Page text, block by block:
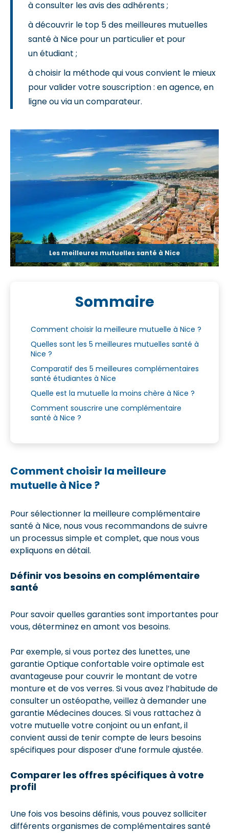
à consulter les avis des adhérents ;
à découvrir le top 5 des meilleures mutuelles
santé à Nice pour un particulier et pour
un étudiant ;
à choisir la méthode qui vous convient le mieux
pour valider votre souscription : en agence, en
ligne ou via un comparateur.
Les meilleures mutuelles santé à Nice
Sommaire
Comment choisir la meilleure mutuelle à Nice ?
Quelles sont les 5 meilleures mutuelles santé à
Nice ?
Comparatif des 5 meilleures complémentaires
santé étudiantes à Nice
Quelle est la mutuelle la moins chère à Nice ?
Comment souscrire une complémentaire
santé à Nice ?
Comment choisir la meilleure
mutuelle à Nice ?
Pour sélectionner la meilleure complémentaire
santé à Nice, nous vous recommandons de suivre
un processus simple et complet, que nous vous
expliquons en détail.
Définir vos besoins en complémentaire
santé
Pour savoir quelles garanties sont importantes pour
vous, déterminez en amont vos besoins.
Par exemple, si vous portez des lunettes, une
garantie Optique confortable voire optimale est
avantageuse pour couvrir le montant de votre
monture et de vos verres. Si vous avez l’habitude de
consulter un ostéopathe, veillez à demander une
garantie Médecines douces. Si vous rattachez à
votre mutuelle votre conjoint ou un enfant, il
convient aussi de tenir compte de leurs besoins
spécifiques pour disposer d’une formule ajustée.
Comparer les offres spécifiques à votre
profil
Une fois vos besoins définis, vous pouvez solliciter
différents organismes de complémentaires santé